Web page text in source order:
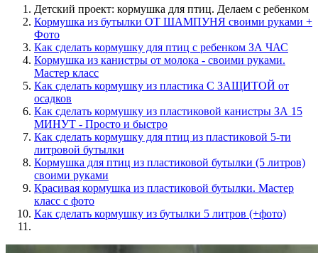
Детский проект: кормушка для птиц. Делаем с ребенком
Кормушка из бутылки ОТ ШАМПУНЯ своими руками +
Фото
Как сделать кормушку для птиц с ребенком ЗА ЧАС
Кормушка из канистры от молока - своими руками.
Мастер класс
Как сделать кормушку из пластика С ЗАЩИТОЙ от
осадков
Как сделать кормушку из пластиковой канистры ЗА 15
МИНУТ - Просто и быстро
Как сделать кормушку для птиц из пластиковой 5-ти
литровой бутылки
Кормушка для птиц из пластиковой бутылки (5 литров)
своими руками
Красивая кормушка из пластиковой бутылки. Мастер
класс с фото
Как сделать кормушку из бутылки 5 литров (+фото)